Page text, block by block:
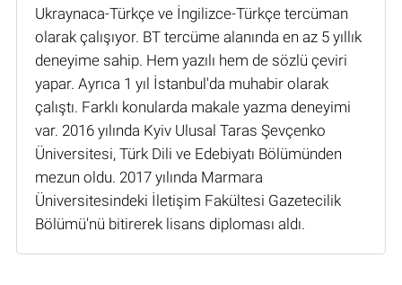
Ukraynaca-Türkçe ve İngilizce-Türkçe tercüman
olarak çalışıyor. BT tercüme alanında en az 5 yıllık
deneyime sahip. Hem yazılı hem de sözlü çeviri
yapar. Ayrıca 1 yıl İstanbul'da muhabir olarak
çalıştı. Farklı konularda makale yazma deneyimi
var. 2016 yılında Kyiv Ulusal Taras Şevçenko
Üniversitesi, Türk Dili ve Edebiyatı Bölümünden
mezun oldu. 2017 yılında Marmara
Üniversitesindeki İletişim Fakültesi Gazetecilik
Bölümü'nü bitirerek lisans diploması aldı.